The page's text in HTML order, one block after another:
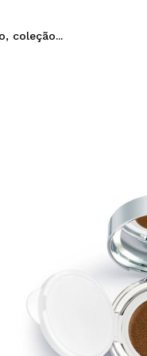
Eu não tenho uma
Ao criar uma conta
rapidamente, verificar
operações anteriores.
PORTUGUESE
colori